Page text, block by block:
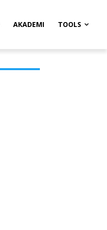
AKADEMI TOOLS